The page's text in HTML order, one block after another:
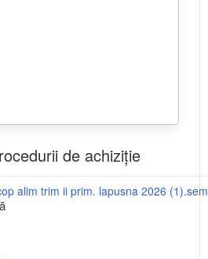
de achiziție
alim trim ii prim. lapusna 2026